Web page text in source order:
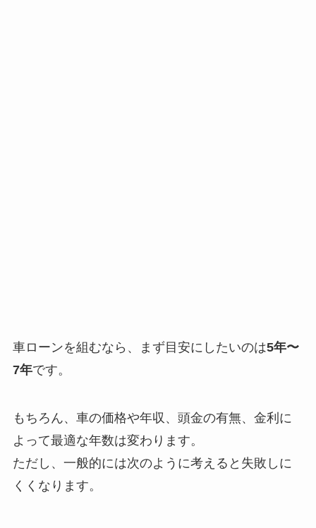
車ローンを組むなら、まず目安にしたいのは5年〜
7年です。
もちろん、車の価格や年収、頭金の有無、金利に
よって最適な年数は変わります。
ただし、一般的には次のように考えると失敗しに
くくなります。